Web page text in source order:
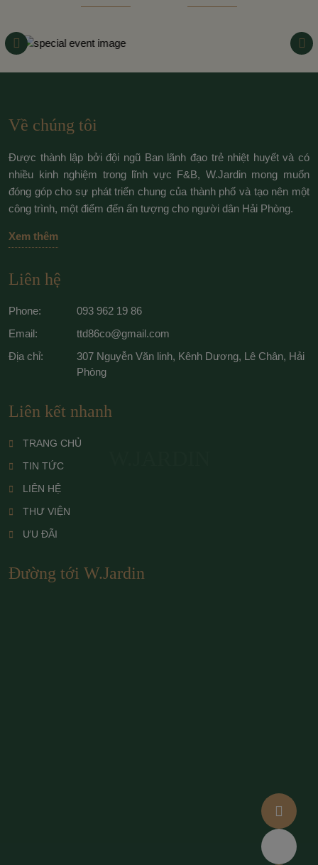
Về chúng tôi
Được thành lập bởi đội ngũ Ban lãnh đạo trẻ nhiệt huyết và có
nhiều kinh nghiệm trong lĩnh vực F&B, W.Jardin mong muốn
đóng góp cho sự phát triển chung của thành phố và tạo nên một
công trình, một điểm đến ấn tượng cho người dân Hải Phòng.
Xem thêm
Liên hệ
Phone:
093 962 19 86
Email:
ttd86co@gmail.com
Địa chỉ:
307 Nguyễn Văn linh, Kênh Dương, Lê Chân, Hải
Phòng
Liên kết nhanh
TRANG CHỦ
TIN TỨC
LIÊN HỆ
THƯ VIỆN
ƯU ĐÃI
Đường tới W.Jardin